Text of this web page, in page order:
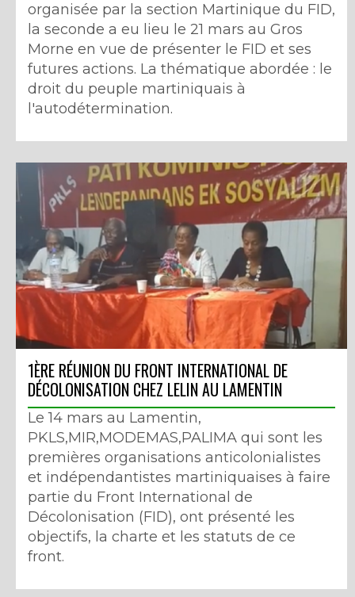
organisée par la section Martinique du FID,
la seconde a eu lieu le 21 mars au Gros
Morne en vue de présenter le FID et ses
futures actions. La thématique abordée : le
droit du peuple martiniquais à
l'autodétermination.
1ÈRE RÉUNION DU FRONT INTERNATIONAL DE
DÉCOLONISATION CHEZ LELIN AU LAMENTIN
Le 14 mars au Lamentin,
PKLS,MIR,MODEMAS,PALIMA qui sont les
premières organisations anticolonialistes
et indépendantistes martiniquaises à faire
partie du Front International de
Décolonisation (FID), ont présenté les
objectifs, la charte et les statuts de ce
front.